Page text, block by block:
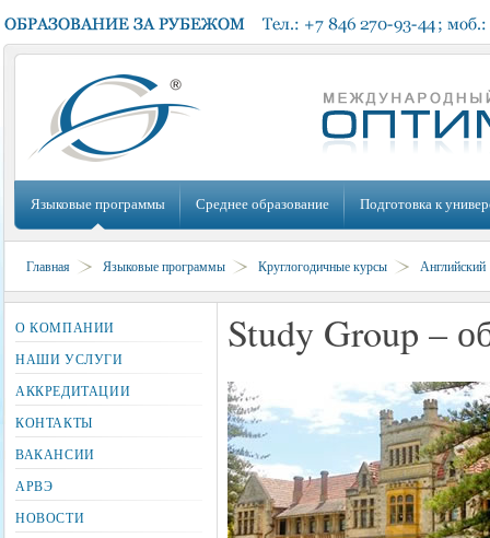
Языковые программы Среднее образование Подготовка к
Главная Языковые программы Круглогодичные курсы Английский
Study Group –
О КОМПАНИИ
НАШИ УСЛУГИ
АККРЕДИТАЦИИ
КОНТАКТЫ
ВАКАНСИИ
АРВЭ
НОВОСТИ